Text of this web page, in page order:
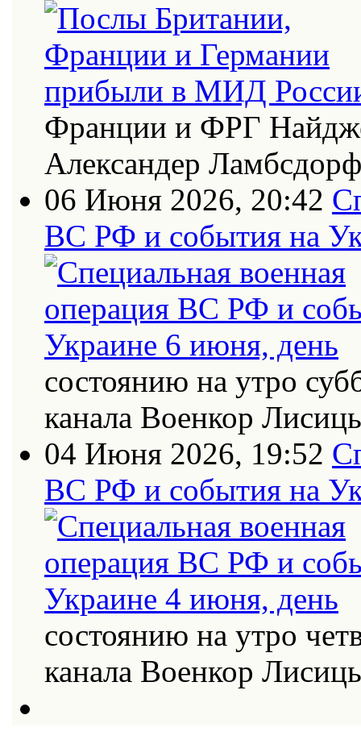
Франции и ФРГ
Александер
06 Июня 2026, 20:42
ВС РФ и события на
состоянию на утро
канала Военкор
04 Июня 2026, 19:52
ВС РФ и события на
состоянию на утро
канала Военкор